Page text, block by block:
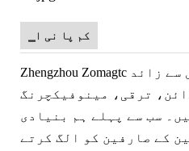
▁کم پا نی ا
سے زائد
ترقی، مینوفیکچرنگ
سب سے پہلے ہم بنیادی
کے صارفین کو الگ کرتے